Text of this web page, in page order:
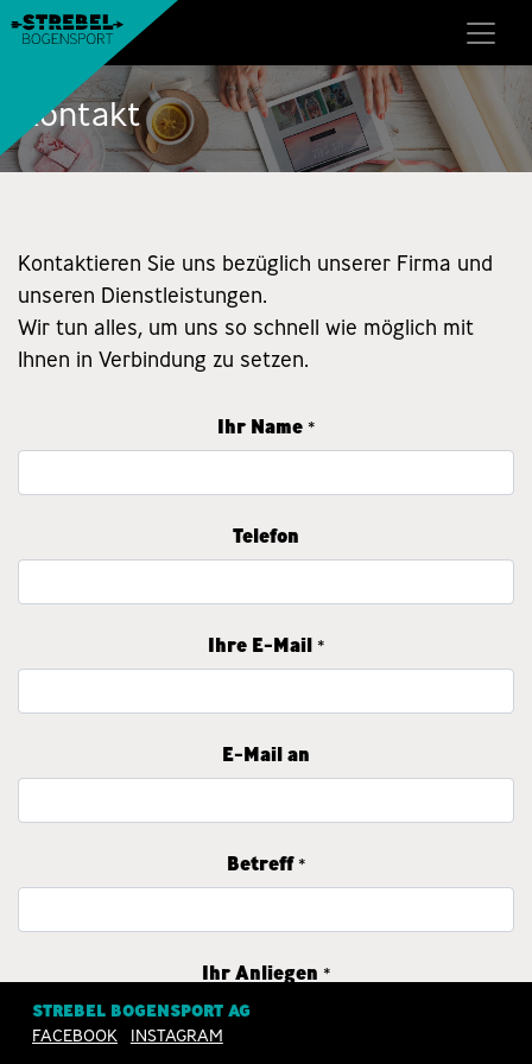
Kontakt
Kontaktieren Sie uns bezüglich unserer Firma und
unseren Dienstleistungen.
Wir tun alles, um uns so schnell wie möglich mit
Ihnen in Verbindung zu setzen.
Ihr Name *
Telefon
Ihre E-Mail *
E-Mail an
Betreff *
Ihr Anliegen *
STREBEL BOGENSPORT AG
FACEBOOK
INSTAGRAM